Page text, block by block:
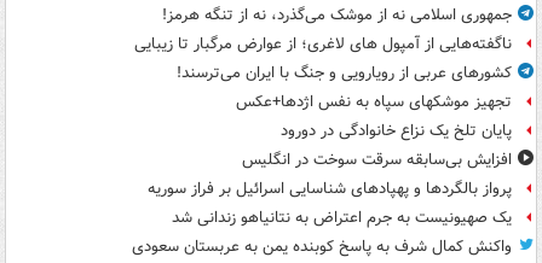
جمهوری اسلامی نه از موشک می‌گذرد، نه از تنگه هرمز!
ناگفته‌هایی از آمپول های لاغری؛ از عوارض مرگبار تا زیبایی
کشورهای عربی از رویارویی و جنگ با ایران می‌ترسند!
تجهیز موشکهای سپاه به نفس اژدها+عکس
پایان تلخ یک نزاع خانوادگی در دورود
افزایش بی‌سابقه سرقت سوخت در انگلیس
پرواز بالگردها و پهپادهای شناسایی اسرائیل بر فراز سوریه
یک صهیونیست به جرم اعتراض به نتانیاهو زندانی شد
واکنش کمال شرف به پاسخ کوبنده یمن به عربستان سعودی